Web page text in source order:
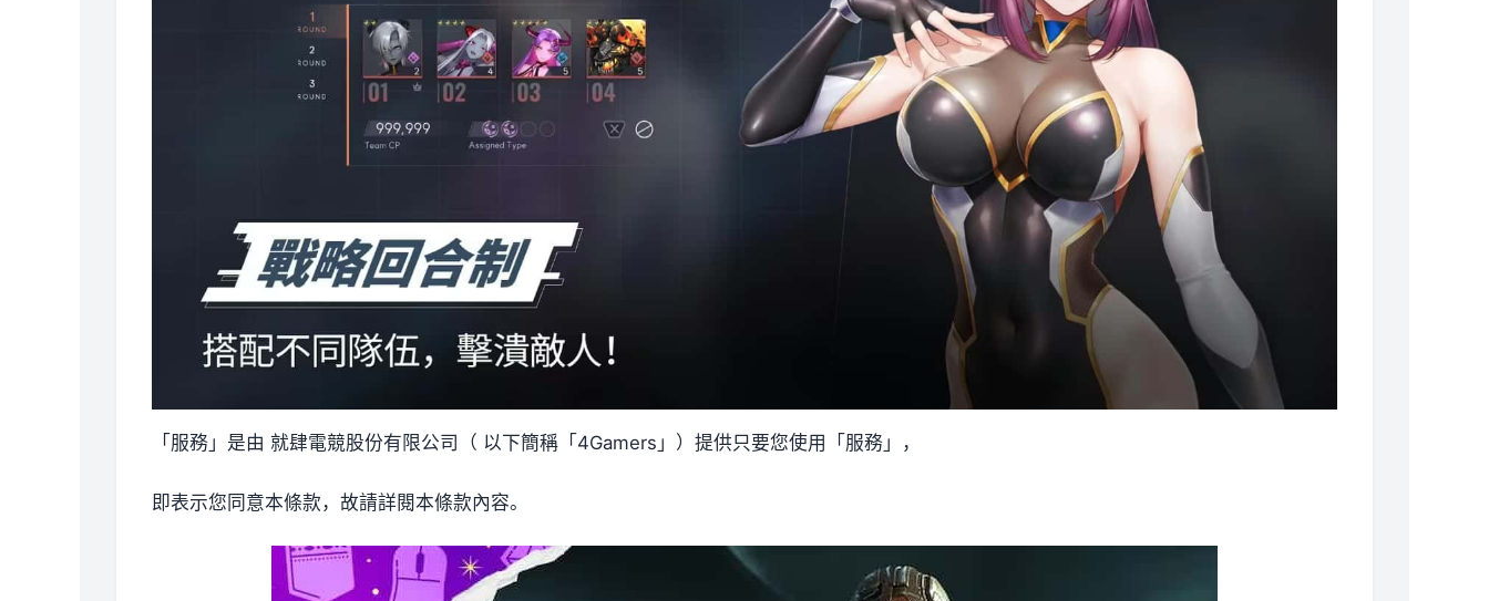
「服務」是由 就肆電競股份有限公司（ 以下簡稱「4Gamers」）提供只要您使用「服務」，
即表示您同意本條款，故請詳閱本條款內容。